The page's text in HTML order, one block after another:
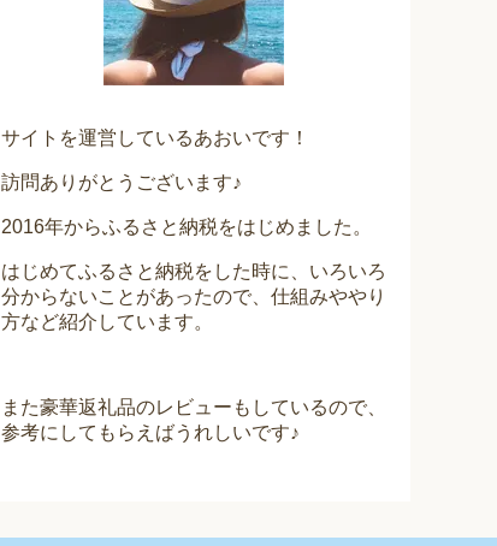
サイトを運営しているあおいです！
訪問ありがとうございます♪
2016年からふるさと納税をはじめました。
はじめてふるさと納税をした時に、いろいろ
分からないことがあったので、仕組みややり
方など紹介しています。
また豪華返礼品のレビューもしているので、
参考にしてもらえばうれしいです♪